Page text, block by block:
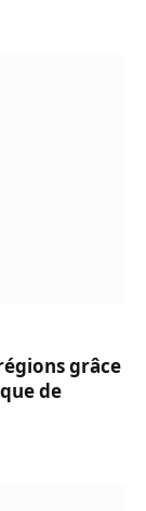
grâce
de